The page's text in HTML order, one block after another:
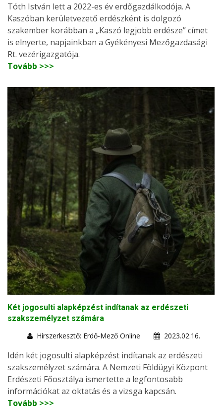
Tóth István lett a 2022-es év erdőgazdálkodója. A
Kaszóban kerületvezető erdészként is dolgozó
szakember korábban a „Kaszó legjobb erdésze” címet
is elnyerte, napjainkban a Gyékényesi Mezőgazdasági
Rt. vezérigazgatója.
Tovább >>>
Két jogosulti alapképzést indítanak az erdészeti
szakszemélyzet számára
Hírszerkesztő: Erdő-Mező Online
2023.02.16.
Idén két jogosulti alapképzést indítanak az erdészeti
szakszemélyzet számára. A Nemzeti Földügyi Központ
Erdészeti Főosztálya ismertette a legfontosabb
információkat az oktatás és a vizsga kapcsán.
Tovább >>>